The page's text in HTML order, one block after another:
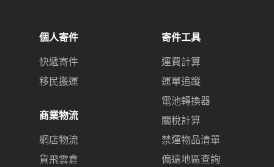
個人寄件
快遞寄件
移民搬運
商業物流
網店物流
貨飛雲倉
寄件工具
運費計算
運單追蹤
電池轉換器
關稅計算
禁運物品清單
偏遠地區查詢